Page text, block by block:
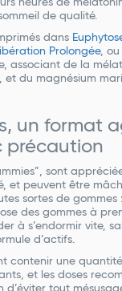
heures de
de qualité.
dans
Prolongée, ou
associant de la
et du magnésium
un format
précaution
sont
et peuvent être
sortes de gommes :
des gommes à
à s’endormir vite,
d’actifs.
contenir une
et les doses